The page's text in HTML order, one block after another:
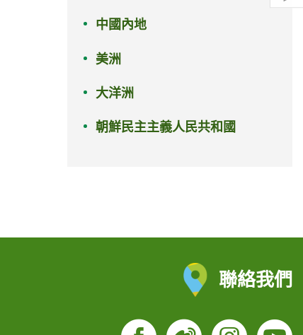
中國內地
美洲
大洋洲
朝鮮民主主義人民共和國
聯絡我們